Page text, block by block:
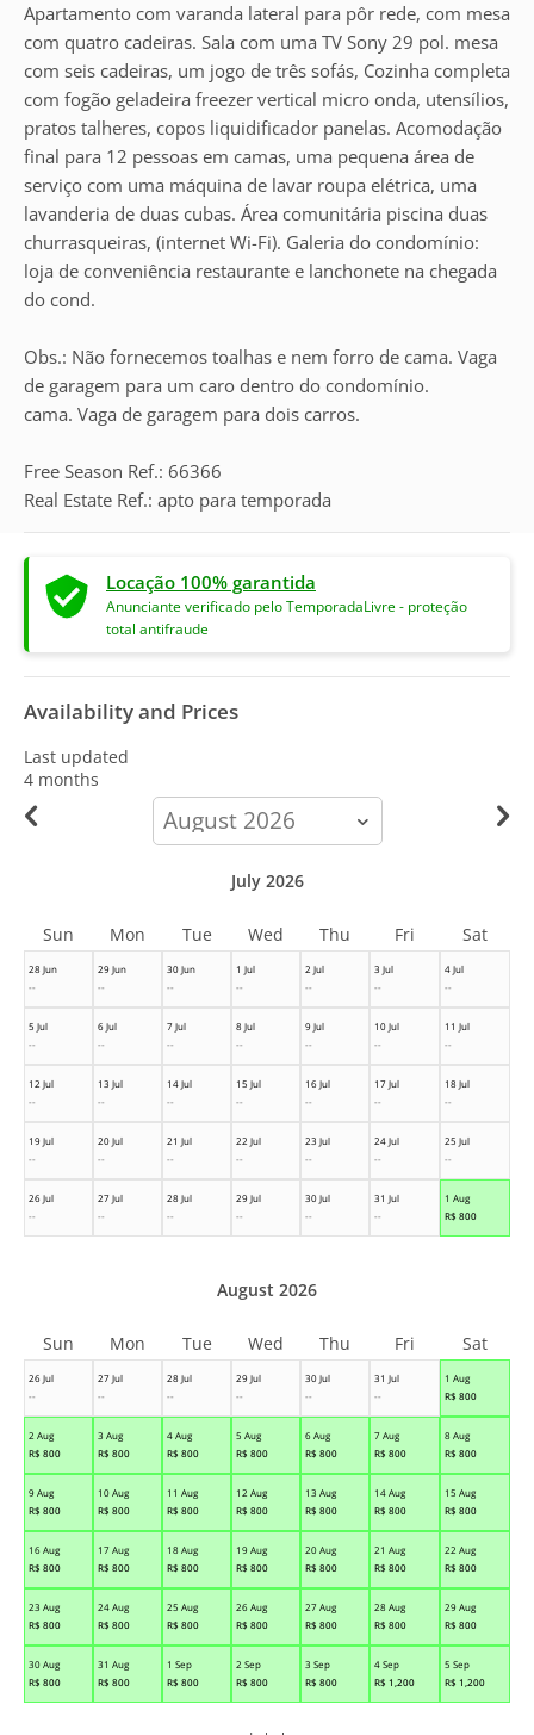
Apartamento com varanda lateral para pôr rede, com mesa
com quatro cadeiras. Sala com uma TV Sony 29 pol. mesa
com seis cadeiras, um jogo de três sofás, Cozinha completa
com fogão geladeira freezer vertical micro onda, utensílios,
pratos talheres, copos liquidificador panelas. Acomodação
final para 12 pessoas em camas, uma pequena área de
serviço com uma máquina de lavar roupa elétrica, uma
lavanderia de duas cubas. Área comunitária piscina duas
churrasqueiras, (internet Wi-Fi). Galeria do condomínio:
loja de conveniência restaurante e lanchonete na chegada
do cond.
Obs.: Não fornecemos toalhas e nem forro de cama. Vaga
de garagem para um caro dentro do condomínio.
cama. Vaga de garagem para dois carros.
Free Season Ref.: 66366
Real Estate Ref.: apto para temporada
Locação 100% garantida
Anunciante verificado pelo TemporadaLivre - proteção
total antifraude
Availability and Prices
Last updated
4 months
calendar-
month
28 Jun
--
29 Jun
--
30 Jun
--
1 Jul
--
2 Jul
--
3 Jul
--
4 Jul
--
5 Jul
--
6 Jul
--
7 Jul
--
8 Jul
--
9 Jul
--
10 Jul
--
11 Jul
--
12 Jul
--
13 Jul
--
14 Jul
--
15 Jul
--
16 Jul
--
17 Jul
--
18 Jul
--
19 Jul
--
20 Jul
--
21 Jul
--
22 Jul
--
23 Jul
--
24 Jul
--
25 Jul
--
26 Jul
--
27 Jul
--
28 Jul
--
29 Jul
--
30 Jul
--
31 Jul
--
1 Aug
R$ 800
July 2026
Sun Mon Tue Wed Thu Fri Sat
26 Jul
--
27 Jul
--
28 Jul
--
29 Jul
--
30 Jul
--
31 Jul
--
1 Aug
R$ 800
2 Aug
R$ 800
3 Aug
R$ 800
4 Aug
R$ 800
5 Aug
R$ 800
6 Aug
R$ 800
7 Aug
R$ 800
8 Aug
R$ 800
9 Aug
R$ 800
10 Aug
R$ 800
11 Aug
R$ 800
12 Aug
R$ 800
13 Aug
R$ 800
14 Aug
R$ 800
15 Aug
R$ 800
16 Aug
R$ 800
17 Aug
R$ 800
18 Aug
R$ 800
19 Aug
R$ 800
20 Aug
R$ 800
21 Aug
R$ 800
22 Aug
R$ 800
23 Aug
R$ 800
24 Aug
R$ 800
25 Aug
R$ 800
26 Aug
R$ 800
27 Aug
R$ 800
28 Aug
R$ 800
29 Aug
R$ 800
30 Aug
R$ 800
31 Aug
R$ 800
1 Sep
R$ 800
2 Sep
R$ 800
3 Sep
R$ 800
4 Sep
R$ 1,200
5 Sep
R$ 1,200
August 2026
Sun Mon Tue Wed Thu Fri Sat